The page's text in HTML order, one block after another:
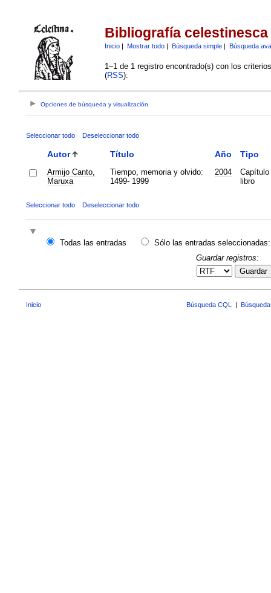
Bibliografía celestinesca
Inicio| Mostrar todo| Búsqueda simple| Búsqueda
1–1 de 1 registro encontrado(s) con los
(RSS):
Opciones de búsqueda y visualización
Seleccionar todo Deseleccionar todo
Autor Título Año Tipo
Armijo Canto,
Maruxa
Tiempo, memoria y olvido:
1499- 1999
2004
Capítulo
libro
Seleccionar todo Deseleccionar todo
Todas las entradas
Sólo las entradas seleccionadas:
Guardar registros:
Guardar
Inicio Búsqueda CQL